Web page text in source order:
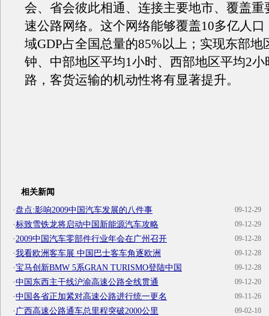
会、省会彼此相通、连接主要地市、覆盖重
速公路网络。这个网络能够覆盖10多亿人
域GDP占全国总量的85%以上；实现东部地
钟、中部地区平均1小时、西部地区平均2
路，客货运输的机动性将有显著提升。
相关新闻
09-12-29
·盘点:影响2009中国汽车发展的八件事
09-12-29
·标致雪铁龙将启动中国新能源汽车攻略
09-12-28
·2009中国汽车零部件行业年会在广州召开
09-12-28
·我看欧洲客车展 中国巴士客车角逐欧洲
09-12-28
·宝马创新BMW 5系GRAN TURISMO登陆中国
09-12-20
·中国东西主干线沪渝高速公路全线贯通
09-11-26
·中国各省正加紧对高速公路进行统一更名
09-02-10
· 广西高速公路通车总里程突破2000公里